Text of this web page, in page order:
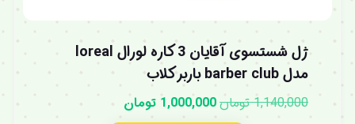
ژل شستسوی آقایان 3 کاره لورال loreal
مدل barber club باربر کلاب
1,140,000 تومان1,000,000 تومان